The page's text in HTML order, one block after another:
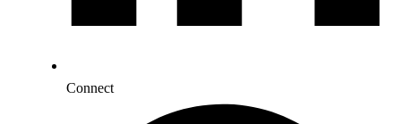
Connect